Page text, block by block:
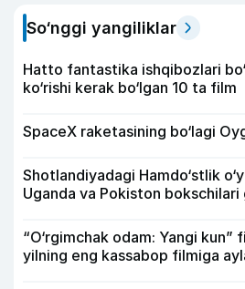
So‘nggi yangiliklar
Hatto fantastika ishqibozlari
ko‘rishi kerak bo‘lgan 10 ta film
SpaceX raketasining bo‘lagi
Shotlandiyadagi Hamdo‘stlik
Uganda va Pokiston bokschilari
“O‘rgimchak odam: Yangi kun”
yilning eng kassabop filmiga